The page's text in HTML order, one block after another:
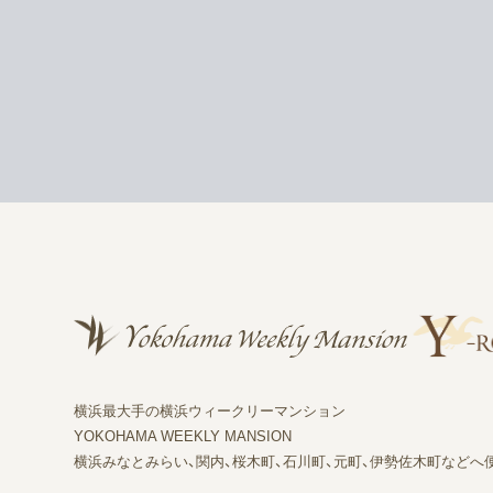
横浜最大手の横浜ウィークリーマンション
YOKOHAMA WEEKLY MANSION
横浜みなとみらい、関内、桜木町、石川町、元町、伊勢佐木町などへ